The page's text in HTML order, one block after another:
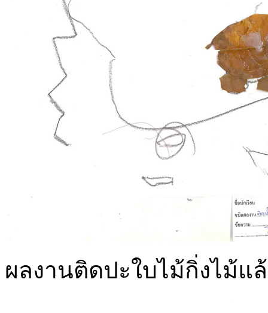
ผลงานติดปะใบไม้กิ่งไม้แ